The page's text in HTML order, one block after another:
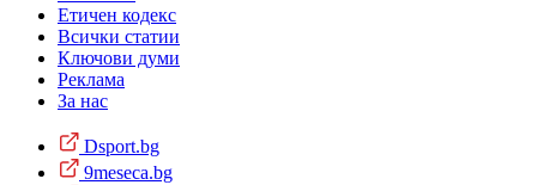
Етичен кодекс
Всички статии
Ключови думи
Реклама
За нас
Dsport.bg
9meseca.bg